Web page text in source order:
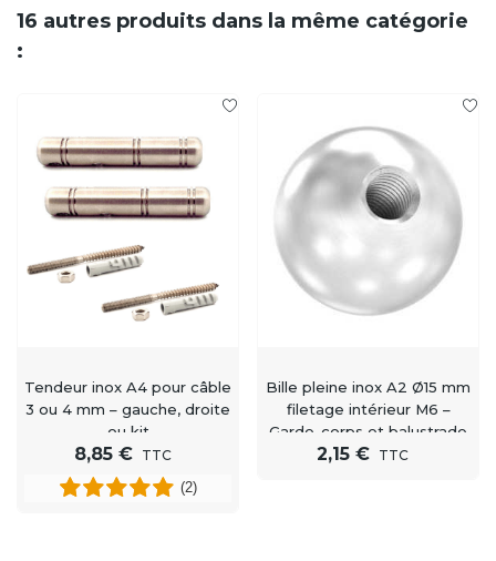
16 autres produits dans la même catégorie
:
Tendeur inox A4 pour câble
3 ou 4 mm – gauche, droite
ou kit
8,85 €
TTC
(2)
Bille pleine inox A2 Ø15 mm
filetage intérieur M6 –
Garde-corps et balustrade
inox
2,15 € TTC